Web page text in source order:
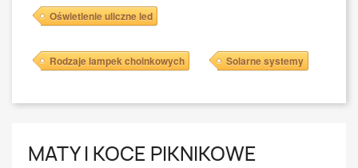
Oświetlenie uliczne led
Rodzaje lampek choinkowych Solarne systemy
MATY I KOCE PIKNIKOWE